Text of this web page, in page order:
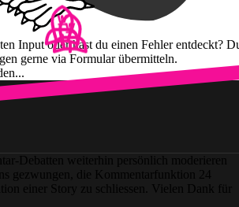
Input oder hast du einen Fehler entdeckt?
gerne via Formular übermitteln.
Debatten weiterhin persönlich moderieren
gezwungen, die Kommentarfunktion 24
einer Story zu schliessen. Vielen Dank für